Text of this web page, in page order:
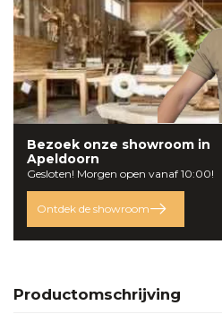
Bezoek onze showroom in
Apeldoorn
Gesloten! Morgen open vanaf 10:00!
Ontdek de showroom
Productomschrijving